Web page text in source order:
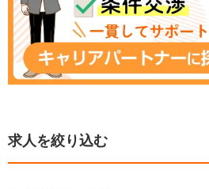
求人を絞り込む